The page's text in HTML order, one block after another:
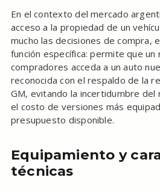
En el contexto del mercado
acceso a la propiedad de un
mucho las decisiones de compra,
función específica: permite que un
compradores acceda a un auto
reconocida con el respaldo de la
GM, evitando la incertidumbre del
el costo de versiones más
presupuesto disponible.
Equipamiento y
técnicas